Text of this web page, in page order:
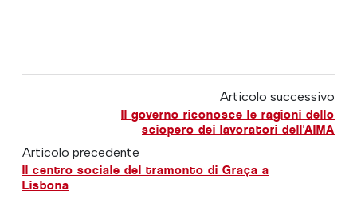
Articolo successivo
Il governo riconosce le ragioni dello
sciopero dei lavoratori dell'AIMA
Articolo precedente
Il centro sociale del tramonto di Graça a
Lisbona